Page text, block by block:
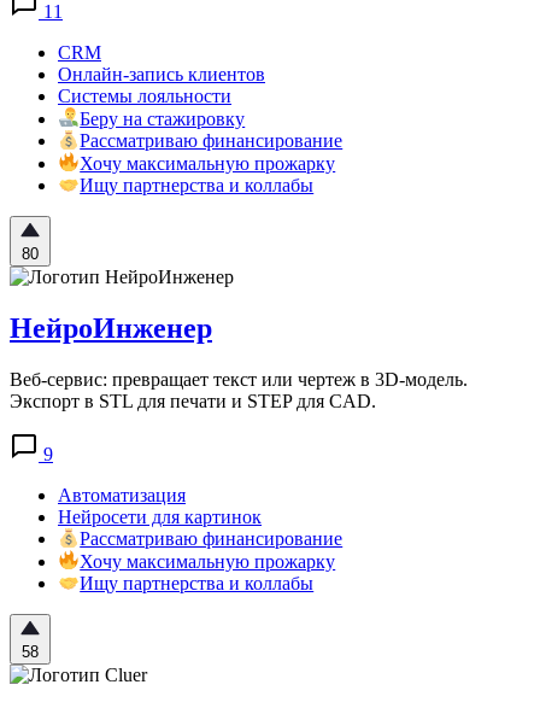
11
CRM
Онлайн-запись клиентов
Системы лояльности
Беру на стажировку
Рассматриваю финансирование
Хочу максимальную прожарку
Ищу партнерства и коллабы
80
НейроИнженер
Веб-сервис: превращает текст или чертеж в 3D-модель.
Экспорт в STL для печати и STEP для CAD.
9
Автоматизация
Нейросети для картинок
Рассматриваю финансирование
Хочу максимальную прожарку
Ищу партнерства и коллабы
58